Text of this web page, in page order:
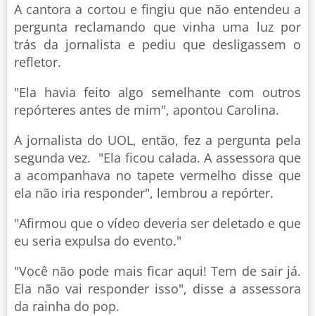
A cantora a cortou e fingiu que não entendeu a
pergunta reclamando que vinha uma luz por
trás da jornalista e pediu que desligassem o
refletor.
"Ela havia feito algo semelhante com outros
repórteres antes de mim", apontou Carolina.
A jornalista do UOL, então, fez a pergunta pela
segunda vez. "Ela ficou calada. A assessora que
a acompanhava no tapete vermelho disse que
ela não iria responder", lembrou a repórter.
"Afirmou que o vídeo deveria ser deletado e que
eu seria expulsa do evento."
"Você não pode mais ficar aqui! Tem de sair já.
Ela não vai responder isso", disse a assessora
da rainha do pop.